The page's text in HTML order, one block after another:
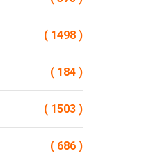
( 1498 )
( 184 )
( 1503 )
( 686 )